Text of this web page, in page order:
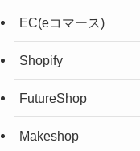
EC(eコマース)
Shopify
FutureShop
Makeshop